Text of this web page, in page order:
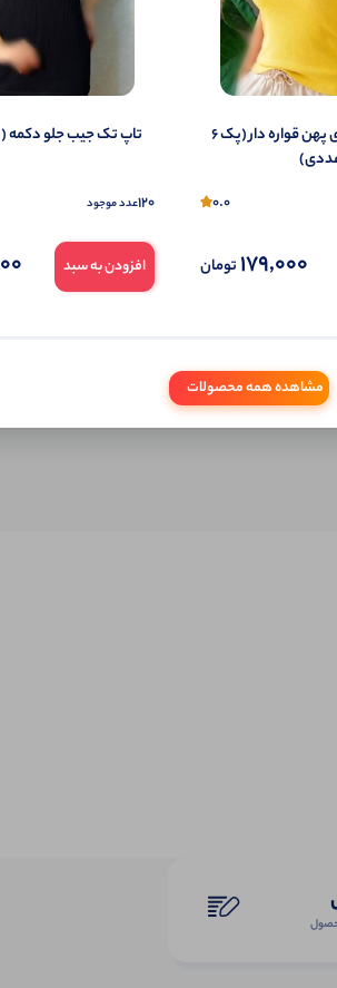
مورد این کالا نظر دهید.
نیز دیدگاه خود را ثبت کنید.
تاپ ۲ بندی نواری پهن قواره دار (پک 6
0.0
179,000تومان
تاپ تک جیب جلو دکمه (پک 6
120عدد موجود
افزودن به سبد
مشاهده همه محصولات